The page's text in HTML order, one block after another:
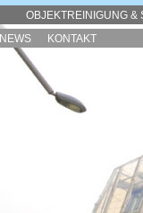
OBJEKTREINIGUNG &
NEWS KONTAKT